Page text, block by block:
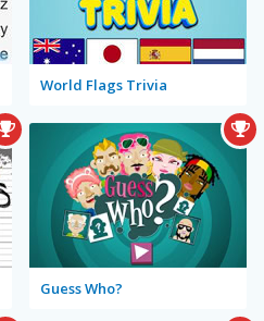
World Flags Trivia
Guess Who?